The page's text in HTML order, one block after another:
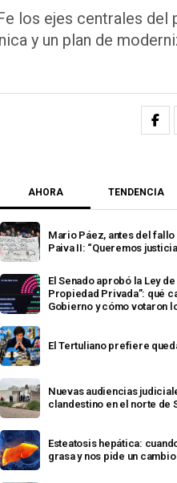
los ejes centrales del
y un plan de
AHORA TENDENCIA
Mario Páez, antes del fallo
Paiva II: “Queremos
El Senado aprobó la Ley
Propiedad Privada”: qué
Gobierno y cómo votaron
El Tertuliano prefiere
Nuevas audiencias
clandestino en el norte de
Esteatosis hepática:
grasa y nos pide un